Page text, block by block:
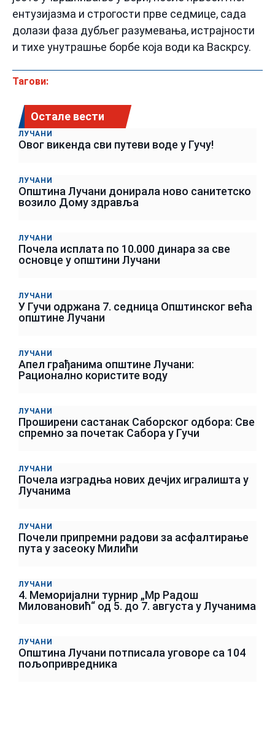
ентузијазма и строгости прве седмице, сада
долази фаза дубљег разумевања, истрајности
и тихе унутрашње борбе која води ка Васкрсу.
Тагови:
Остале вести
ЛУЧАНИ
Овог викенда сви путеви воде у Гучу!
ЛУЧАНИ
Општина Лучани донирала ново санитетско
возило Дому здравља
ЛУЧАНИ
Почела исплата по 10.000 динара за све
основце у општини Лучани
ЛУЧАНИ
У Гучи одржана 7. седница Општинског већа
општине Лучани
ЛУЧАНИ
Апел грађанима општине Лучани:
Рационално користите воду
ЛУЧАНИ
Проширени састанак Саборског одбора: Све
спремно за почетак Сабора у Гучи
ЛУЧАНИ
Почела изградња нових дечјих игралишта у
Лучанима
ЛУЧАНИ
Почели припремни радови за асфалтирање
пута у засеоку Милићи
ЛУЧАНИ
4. Меморијални турнир „Мр Радош
Миловановић“ од 5. до 7. августа у Лучанима
ЛУЧАНИ
Општина Лучани потписала уговоре са 104
пољопривредника